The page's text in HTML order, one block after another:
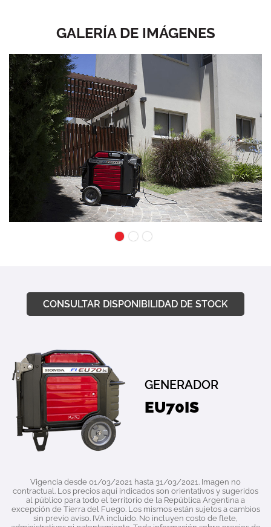
GALERÍA DE IMÁGENES
CONSULTAR DISPONIBILIDAD DE STOCK
GENERADOR
EU70IS
Vigencia desde 01/03/2021 hasta 31/03/2021. Imagen no
contractual. Los precios aquí indicados son orientativos y sugeridos
al público para todo el territorio de la República Argentina a
excepción de Tierra del Fuego. Los mismos están sujetos a cambios
sin previo aviso. IVA incluido. No incluyen costo de flete,